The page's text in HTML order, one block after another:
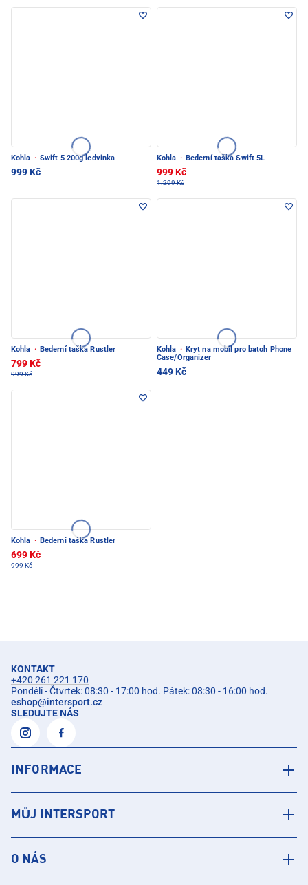
Kohla · Swift 5 200g ledvinka
999 Kč
Kohla · Bederní taška Swift 5L
999 Kč
1.299 Kč
Kohla · Bederní taška Rustler
799 Kč
999 Kč
Kohla · Kryt na mobil pro batoh Phone
Case/Organizer
449 Kč
Kohla · Bederní taška Rustler
699 Kč
999 Kč
KONTAKT
+420 261 221 170
Pondělí - Čtvrtek: 08:30 - 17:00 hod. Pátek: 08:30 - 16:00 hod.
eshop@intersport.cz
SLEDUJTE NÁS
INFORMACE
MŮJ INTERSPORT
O NÁS